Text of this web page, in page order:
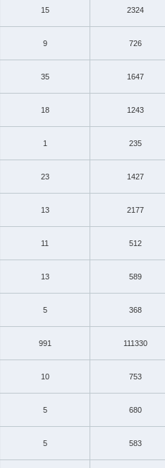
15 2324
9 726
35 1647
18 1243
1 235
23 1427
13 2177
11 512
13 589
5 368
991 111330
10 753
5 680
5 583